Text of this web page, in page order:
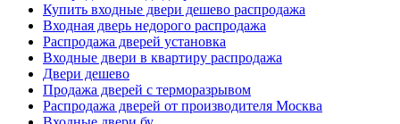
Купить входные двери дешево распродажа
Входная дверь недорого распродажа
Распродажа дверей установка
Входные двери в квартиру распродажа
Двери дешево
Продажа дверей с терморазрывом
Распродажа дверей от производителя Москва